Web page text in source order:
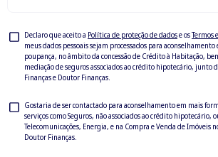
Privacy
Check
Declaro que aceito a Política de proteção de dadose osTermos
meus dados pessoais sejam processados para
poupança, no âmbito da concessão de Crédito à Habitação, bem como no âmbito da
mediação de seguros associados ao crédito hipotecário, junto
Finanças e Doutor Finanças.
Privacy
Check
Gostaria de ser contactado para aconselhamento em mais
serviços como Seguros, não associados ao crédito hipotecário,
Telecomunicações, Energia, e na Compra e Venda de Imóveis
Doutor Finanças.